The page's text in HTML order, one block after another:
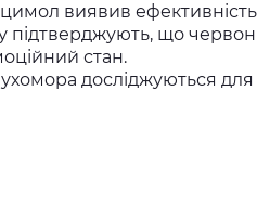
виявив ефективність
підтверджують, що
стан.
досліджуються для